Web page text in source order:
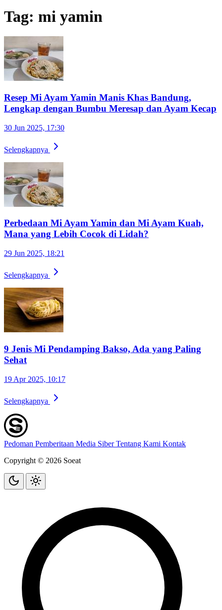
Tag: mi yamin
Resep Mi Ayam Yamin Manis Khas Bandung,
Lengkap dengan Bumbu Meresap dan Ayam Kecap
30 Jun 2025, 17:30
Selengkapnya
Perbedaan Mi Ayam Yamin dan Mi Ayam Kuah,
Mana yang Lebih Cocok di Lidah?
29 Jun 2025, 18:21
Selengkapnya
9 Jenis Mi Pendamping Bakso, Ada yang Paling
Sehat
19 Apr 2025, 10:17
Selengkapnya
Pedoman Pemberitaan Media SiberTentang Kami Kontak
Copyright © 2026 Soeat